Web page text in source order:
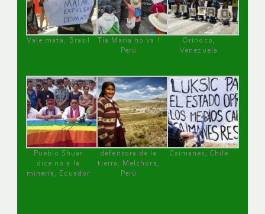
Vale mata, Brasil
Tía María no va !
Perú
Orinoco,
Venezuela
Pueblo Shuar
dice no a la
minería, Ecuador
defensora de la
tierra, Melchora,
Perú
Caimanes, Chile